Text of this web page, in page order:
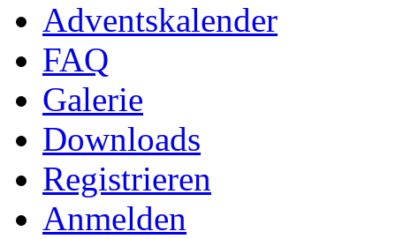
Adventskalender
FAQ
Galerie
Downloads
Registrieren
Anmelden